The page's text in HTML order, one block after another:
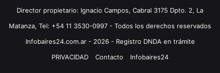
Director propietario: Ignacio Campos, Cabral 3175 Dpto. 2, La
Matanza, Tel: +54 11 3530-0997 - Todos los derechos reservados
Infobaires24.com.ar - 2026 - Registro DNDA en trámite
PRIVACIDAD
Contacto Infobaires24